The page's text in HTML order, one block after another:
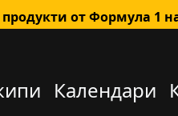
от Формула 1
Календари